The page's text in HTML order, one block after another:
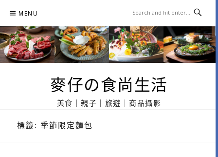
content
MENU
麥仔の食尚生活
美食｜親子｜旅遊｜商品攝影
標籤: 季節限定麵包